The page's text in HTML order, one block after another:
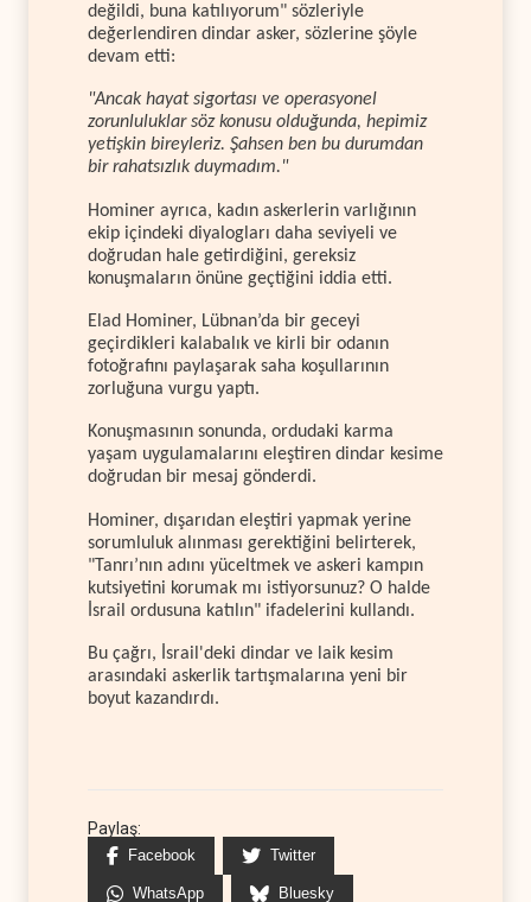
değildi, buna katılıyorum" sözleriyle
değerlendiren dindar asker, sözlerine şöyle
devam etti:
"Ancak hayat sigortası ve operasyonel
zorunluluklar söz konusu olduğunda, hepimiz
yetişkin bireyleriz. Şahsen ben bu durumdan
bir rahatsızlık duymadım."
Hominer ayrıca, kadın askerlerin varlığının
ekip içindeki diyalogları daha seviyeli ve
doğrudan hale getirdiğini, gereksiz
konuşmaların önüne geçtiğini iddia etti.
Elad Hominer, Lübnan’da bir geceyi
geçirdikleri kalabalık ve kirli bir odanın
fotoğrafını paylaşarak saha koşullarının
zorluğuna vurgu yaptı.
Konuşmasının sonunda, ordudaki karma
yaşam uygulamalarını eleştiren dindar kesime
doğrudan bir mesaj gönderdi.
Hominer, dışarıdan eleştiri yapmak yerine
sorumluluk alınması gerektiğini belirterek,
"Tanrı’nın adını yüceltmek ve askeri kampın
kutsiyetini korumak mı istiyorsunuz? O halde
İsrail ordusuna katılın" ifadelerini kullandı.
Bu çağrı, İsrail'deki dindar ve laik kesim
arasındaki askerlik tartışmalarına yeni bir
boyut kazandırdı.
Paylaş:
Facebook Twitter
WhatsApp Bluesky